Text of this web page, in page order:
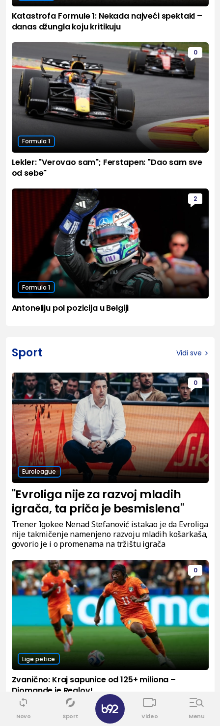
Katastrofa Formule 1: Nekada najveći spektakl –
danas džungla koju kritikuju
0
Formula 1
Lekler: "Verovao sam"; Ferstapen: "Dao sam sve
od sebe"
2
Formula 1
Antoneliju pol pozicija u Belgiji
Sport Vidi sve
0
Euroleague
"Evroliga nije za razvoj mladih
igrača, ta priča je besmislena"
Trener Igokee Nenad Stefanović istakao je da Evroliga
nije takmičenje namenjeno razvoju mladih košarkaša,
govorio je i o promenama na tržištu igrača
0
Lige petice
Zvanično: Kraj sapunice od 125+ miliona –
Diomande je Realov!
0
Novo Sport Video Menu
✕